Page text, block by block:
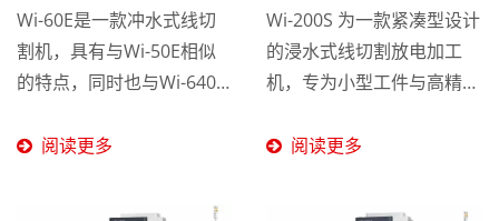
Wi-60E是一款冲水式线切
割机，具有与Wi-50E相似
的特点，同时也与Wi-640S
除了具有高精度加工和操作
阅读更多
Wi-200S 为一款紧凑型设计
的浸水式线切割放电加工
机，专为小型工件与高精度
计。其紧凑的机身设计可有
同时维持稳定的切割性能与
阅读更多